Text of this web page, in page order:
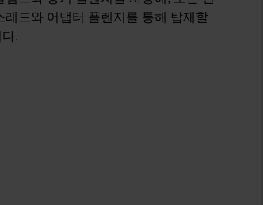
레드와 어댑터 플렌지를 통해 탑재할
.